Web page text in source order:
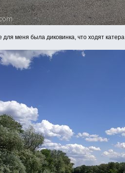
меня была диковинка, что ходят катера